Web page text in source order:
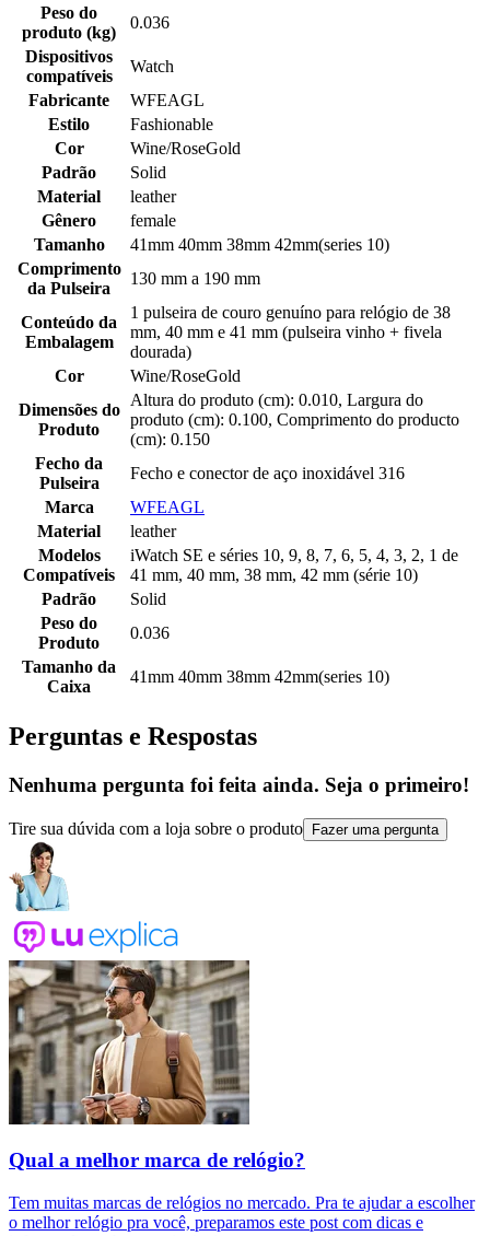
Peso do
produto (kg)
0.036
Dispositivos
compatíveis
Watch
Fabricante
WFEAGL
Estilo
Fashionable
Cor
Wine/RoseGold
Padrão
Solid
Material
leather
Gênero
female
Tamanho
41mm 40mm 38mm 42mm(series 10)
Comprimento
da Pulseira
130 mm a 190 mm
Conteúdo da
Embalagem
1 pulseira de couro genuíno para relógio de 38
mm, 40 mm e 41 mm (pulseira vinho + fivela
dourada)
Cor
Wine/RoseGold
Dimensões do
Produto
Altura do produto (cm): 0.010, Largura do
produto (cm): 0.100, Comprimento do producto
(cm): 0.150
Fecho da
Pulseira
Fecho e conector de aço inoxidável 316
Marca
WFEAGL
Material
leather
Modelos
Compatíveis
iWatch SE e séries 10, 9, 8, 7, 6, 5, 4, 3, 2, 1 de
41 mm, 40 mm, 38 mm, 42 mm (série 10)
Padrão
Solid
Peso do
Produto
0.036
Tamanho da
Caixa
41mm 40mm 38mm 42mm(series 10)
Perguntas e Respostas
Nenhuma pergunta foi feita ainda. Seja o primeiro!
Tire sua dúvida com a loja sobre o produto Fazer uma pergunta
Qual a melhor marca de relógio?
Tem muitas marcas de relógios no mercado. Pra te ajudar a escolher
o melhor relógio pra você, preparamos este post com dicas e